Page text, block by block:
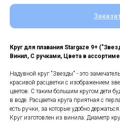
Круг для плавания Stargaze 9+
Винил, С ручками, Цвета в
Надувной круг "Звезды" - это
красивой расцветки с изображением
цветов. С таким большим кругом дети
в воде. Расцветка круга приятная с
есть ручки, за которые удобно держаться.
Круг изготовлен из винила. Диаметр